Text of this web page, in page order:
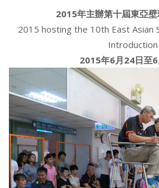
2015年主辦第十屆東亞
2015 hosting the 10th East Asian
Introduction
2015年6月24日至6